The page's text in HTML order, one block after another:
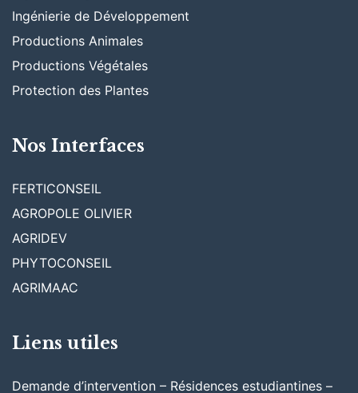
Ingénierie de Développement
Productions Animales
Productions Végétales
Protection des Plantes
Nos Interfaces
FERTICONSEIL
AGROPOLE OLIVIER
AGRIDEV
PHYTOCONSEIL
AGRIMAAC
Liens utiles
Demande d’intervention – Résidences estudiantines –